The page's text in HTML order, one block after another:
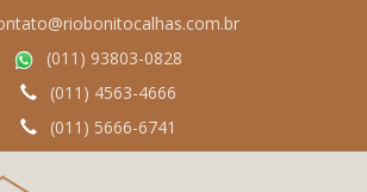
(011) 93803-0828
(011) 4563-4666
(011) 5666-6741